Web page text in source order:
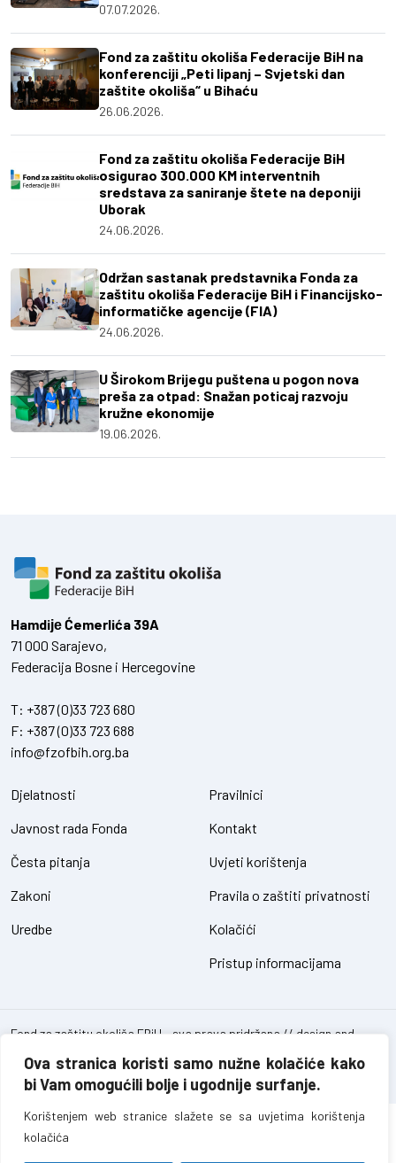
Ova stranica koristi samo nužne kolačiće kako
bi Vam omogućili bolje i ugodnije surfanje.
Korištenjem web stranice slažete se sa uvjetima korištenja
kolačića
07.07.2026.
Fond za zaštitu okoliša Federacije BiH na
konferenciji „Peti lipanj – Svjetski dan
zaštite okoliša“ u Bihaću
26.06.2026.
Fond za zaštitu okoliša Federacije BiH
osigurao 300.000 KM interventnih
sredstava za saniranje štete na deponiji
Uborak
24.06.2026.
Održan sastanak predstavnika Fonda za
zaštitu okoliša Federacije BiH i Financijsko-
informatičke agencije (FIA)
24.06.2026.
U Širokom Brijegu puštena u pogon nova
preša za otpad: Snažan poticaj razvoju
kružne ekonomije
19.06.2026.
Hamdiје Ćemerlića 39A
71 000 Sarajevo,
Federacija Bosne i Hercegovine
T: +387 (0)33 723 680
F: +387 (0)33 723 688
info@fzofbih.org.ba
Djelatnosti
Javnost rada Fonda
Česta pitanja
Zakoni
Uredbe
Pravilnici
Kontakt
Uvjeti korištenja
Pravila o zaštiti privatnosti
Kolačići
Pristup informacijama
Fond za zaštitu okoliša FBiH – sva prava pridržana // design and